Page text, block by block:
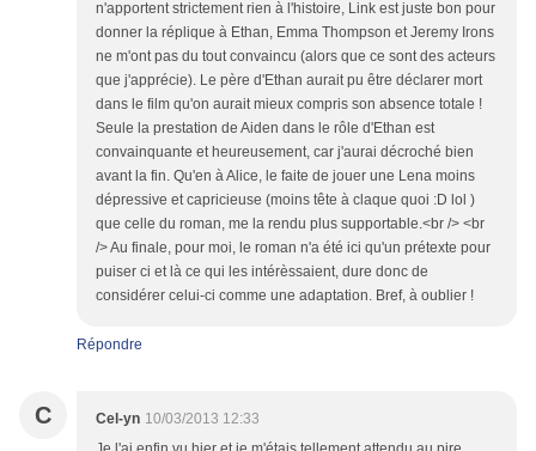
n'apportent strictement rien à l'histoire, Link est juste bon pour
donner la réplique à Ethan, Emma Thompson et Jeremy Irons
ne m'ont pas du tout convaincu (alors que ce sont des acteurs
que j'apprécie). Le père d'Ethan aurait pu être déclarer mort
dans le film qu'on aurait mieux compris son absence totale !
Seule la prestation de Aiden dans le rôle d'Ethan est
convainquante et heureusement, car j'aurai décroché bien
avant la fin. Qu'en à Alice, le faite de jouer une Lena moins
dépressive et capricieuse (moins tête à claque quoi :D lol )
que celle du roman, me la rendu plus supportable.<br /> <br
/> Au finale, pour moi, le roman n'a été ici qu'un prétexte pour
puiser ci et là ce qui les intérèssaient, dure donc de
considérer celui-ci comme une adaptation. Bref, à oublier !
Répondre
C Cel-yn 10/03/2013 12:33